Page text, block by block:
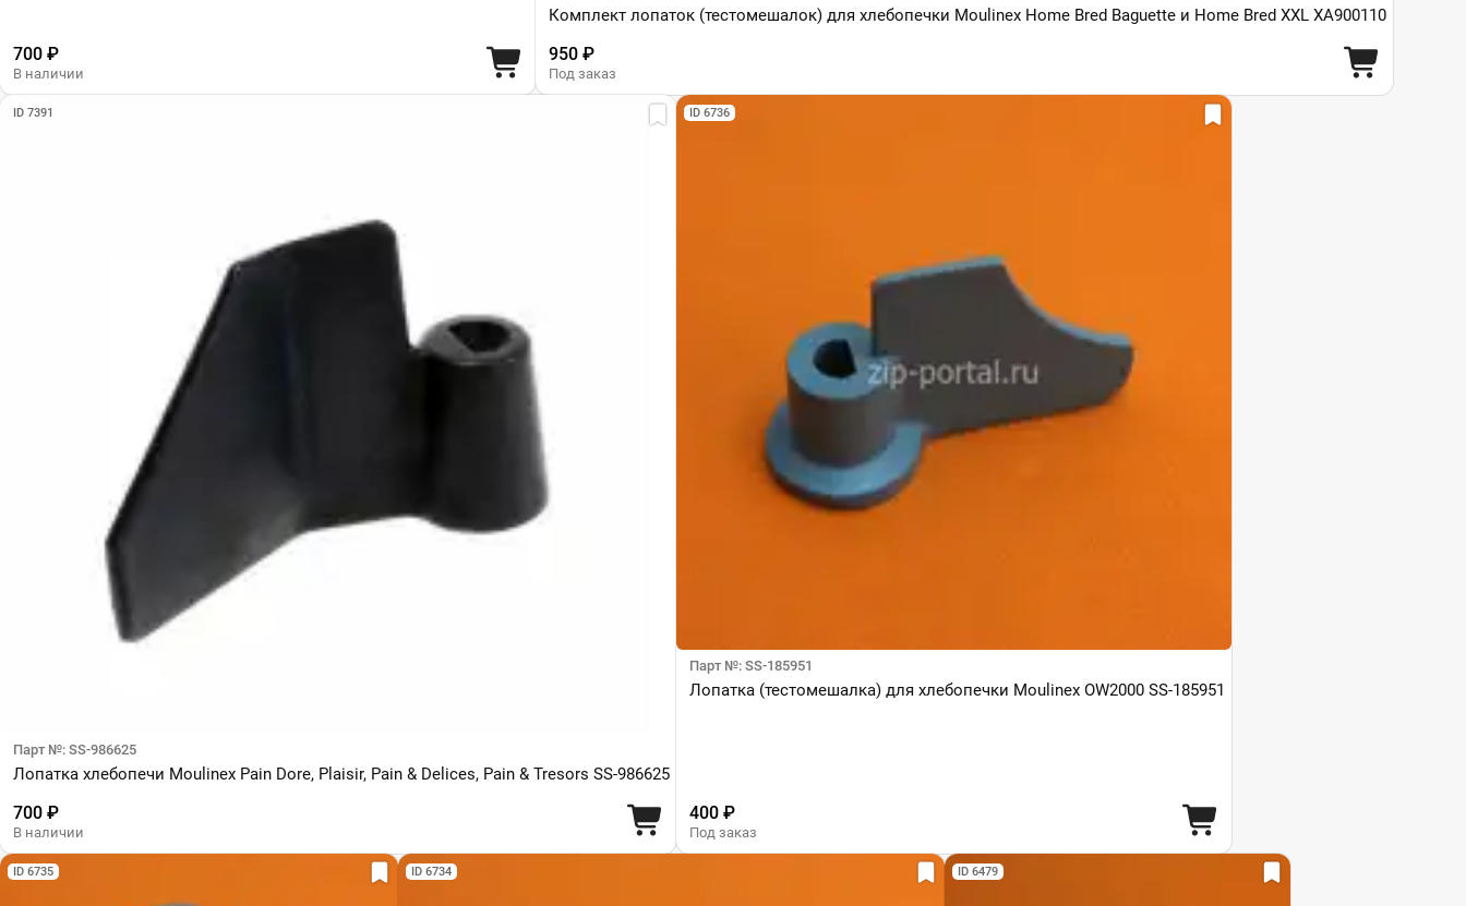
700 ₽
В наличии
Комплект лопаток (тестомешалок) для хлебопечки Moulinex Home Bred Baguette и Home Bred XXL XA900110
950 ₽
Под заказ
ID 7391
Парт №: SS-986625
Лопатка хлебопечи Moulinex Pain Dore, Plaisir, Pain & Delices, Pain & Tresors SS-986625
700 ₽
В наличии
ID 6736
Парт №: SS-185951
Лопатка (тестомешалка) для хлебопечки Moulinex OW2000 SS-185951
400 ₽
Под заказ
ID 6735 ID 6734 ID 6479